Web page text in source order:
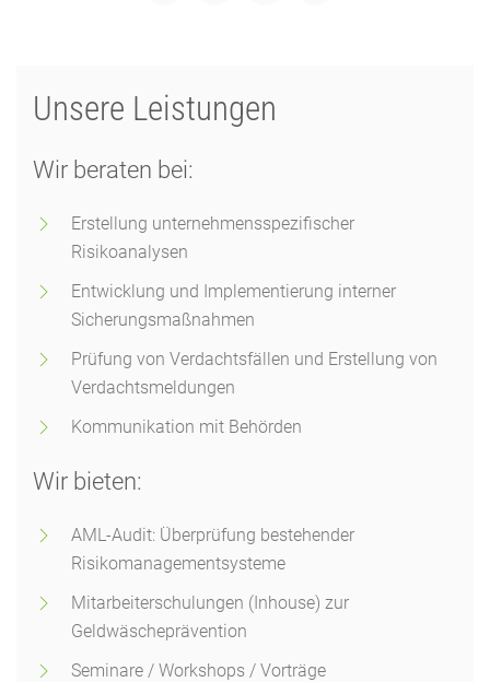
Unsere Leistungen
Wir beraten bei:
Erstellung unternehmensspezifischer
Risikoanalysen
Entwicklung und Implementierung interner
Sicherungsmaßnahmen
Prüfung von Verdachtsfällen und Erstellung von
Verdachtsmeldungen
Kommunikation mit Behörden
Wir bieten:
AML-Audit: Überprüfung bestehender
Risikomanagementsysteme
Mitarbeiterschulungen (Inhouse) zur
Geldwäscheprävention
Seminare / Workshops / Vorträge